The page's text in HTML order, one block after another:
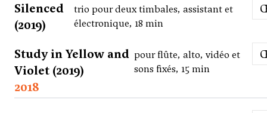
Silenced
(2019)
trio pour deux timbales, assistant et
électronique, 18 min
Study in Yellow and
Violet (2019)
pour flûte, alto, vidéo et
sons fixés, 15 min
2018